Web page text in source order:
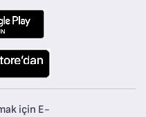
için E-